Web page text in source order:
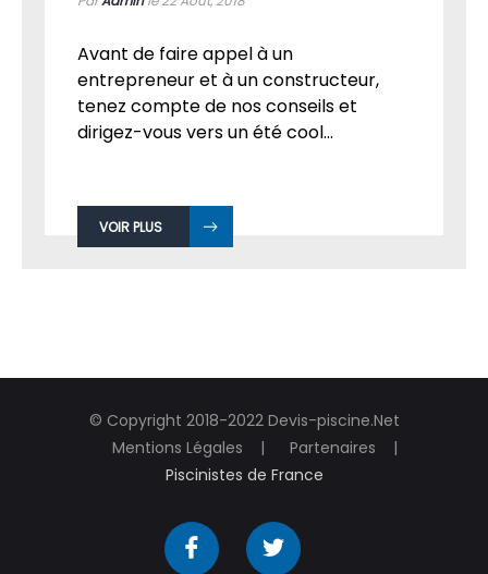
Avant de faire appel à un
entrepreneur et à un constructeur,
tenez compte de nos conseils et
dirigez-vous vers un été cool...
VOIR PLUS
© Copyright 2018-2022 Devis-piscine.Net
Mentions Légales
Partenaires
Piscinistes de France